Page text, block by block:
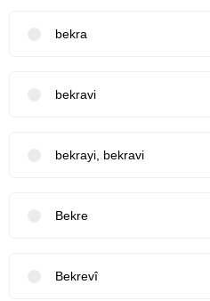
bekra
bekravi
bekrayi, bekravi
Bekre
Bekrevî